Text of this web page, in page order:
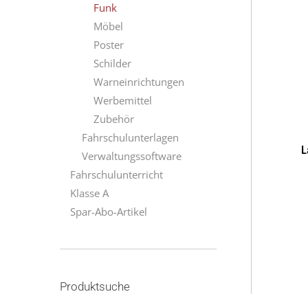
Funk
Möbel
Poster
Schilder
Warneinrichtungen
Werbemittel
Zubehör
Fahrschulunterlagen
Verwaltungssoftware
Fahrschulunterricht
Klasse A
Spar-Abo-Artikel
Produktsuche